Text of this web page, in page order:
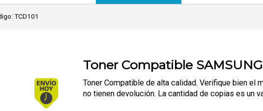
TCD101
Envío hoy. Comprando antes de 13Hs.
Toner Compatible SAMSUNG
Toner Compatible de alta calidad. Verifique bien
no tienen devolución. La cantidad de copias es un